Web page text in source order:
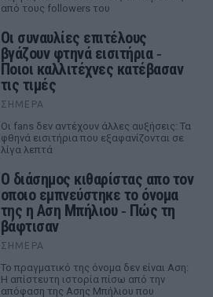
από τους followers του
Οι συναυλίες επιτέλους
βγάζουν φτηνά εισιτήρια ‑
Ποιοι καλλιτέχνες κατέβασαν
τις τιμές
ΣΉΜΕΡΑ
Οι fans δεν αντέχουν άλλες αυξήσεις: Τα
φθηνά εισιτήρια που εξαφανίζονται σε
λίγα λεπτά
Ο διάσημος κιθαρίστας απο τον
οποιο εμπνεύστηκε το όνομα
της η Αση Μπήλιου ‑ Πώς τη
βάφτισαν
ΣΉΜΕΡΑ
Το πραγματικό της όνομα δεν είναι Αση:
Η απίστευτη ιστορία πίσω από την
απόφαση της Ασης Μπήλιου που